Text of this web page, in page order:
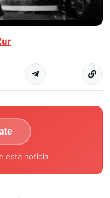
esta noticia